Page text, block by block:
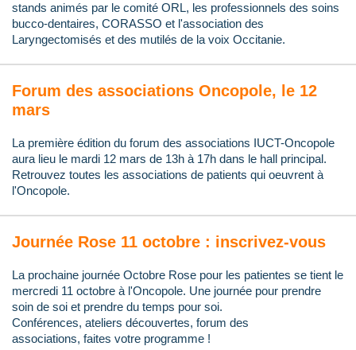
stands animés par le comité ORL, les professionnels des soins
bucco-dentaires, CORASSO et l'association des
Laryngectomisés et des mutilés de la voix Occitanie.
Forum des associations Oncopole, le 12
mars
La première édition du forum des associations IUCT-Oncopole
aura lieu le mardi 12 mars de 13h à 17h dans le hall principal.
Retrouvez toutes les associations de patients qui oeuvrent à
l'Oncopole.
Journée Rose 11 octobre : inscrivez-vous
La prochaine journée Octobre Rose pour les patientes se tient le
mercredi 11 octobre à l'Oncopole. Une journée pour prendre
soin de soi et prendre du temps pour soi.
Conférences, ateliers découvertes, forum des
associations, faites votre programme !